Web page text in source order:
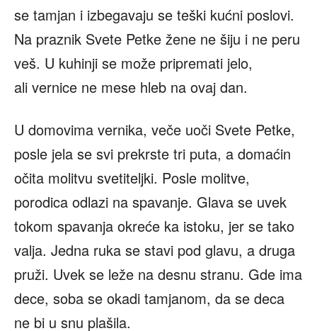
se tamjan i izbegavaju se teški kućni poslovi.
Na praznik Svete Petke žene ne šiju i ne peru
veš. U kuhinji se može pripremati jelo,
ali vernice ne mese hleb na ovaj dan.
U domovima vernika, veče uoči Svete Petke,
posle jela se svi prekrste tri puta, a domaćin
očita molitvu svetiteljki. Posle molitve,
porodica odlazi na spavanje. Glava se uvek
tokom spavanja okreće ka istoku, jer se tako
valja. Jedna ruka se stavi pod glavu, a druga
pruži. Uvek se leže na desnu stranu. Gde ima
dece, soba se okadi tamjanom, da se deca
ne bi u snu plašila.